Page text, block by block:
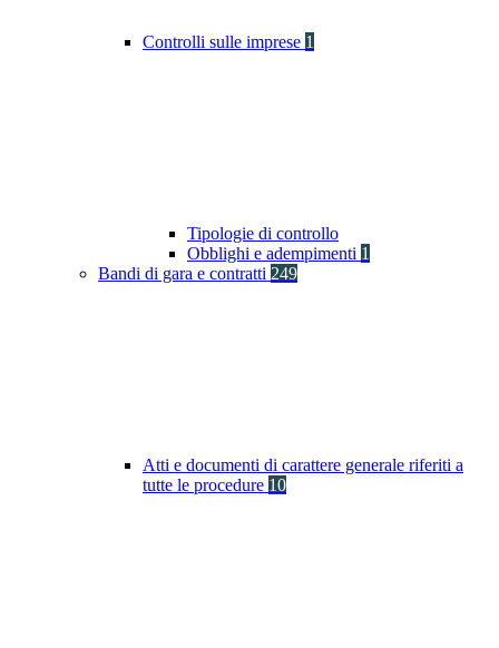
Controlli sulle imprese 1
Tipologie di controllo
Obblighi e adempimenti 1
Bandi di gara e contratti 249
Atti e documenti di carattere generale riferiti a
tutte le procedure 10